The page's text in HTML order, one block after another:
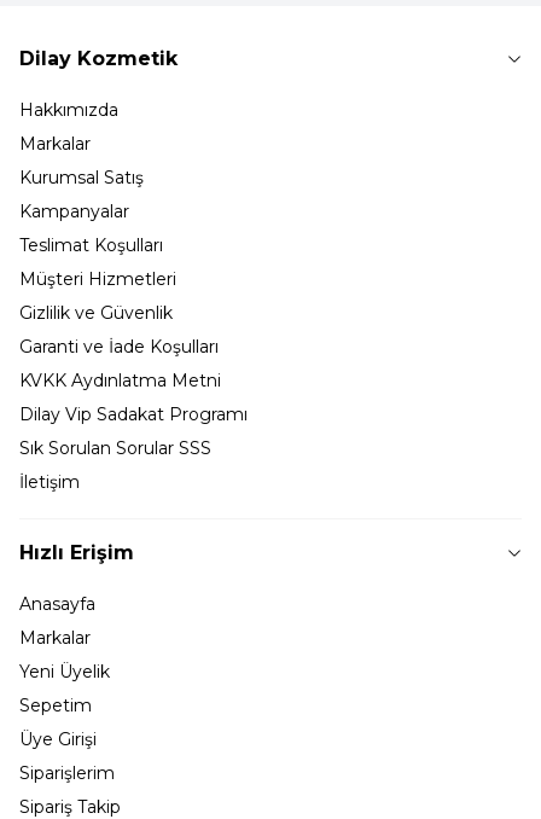
Dilay Kozmetik
Hakkımızda
Markalar
Kurumsal Satış
Kampanyalar
Teslimat Koşulları
Müşteri Hizmetleri
Gizlilik ve Güvenlik
Garanti ve İade Koşulları
KVKK Aydınlatma Metni
Dilay Vip Sadakat Programı
Sık Sorulan Sorular SSS
İletişim
Hızlı Erişim
Anasayfa
Markalar
Yeni Üyelik
Sepetim
Üye Girişi
Siparişlerim
Sipariş Takip